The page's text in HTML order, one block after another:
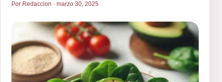
Por Redaccion · marzo 30, 2025